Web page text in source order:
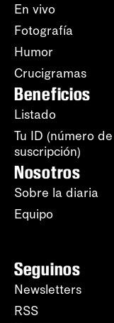
En vivo
Fotografía
Humor
Crucigramas
Beneficios
Listado
Tu ID (número de
suscripción)
Nosotros
Sobre la diaria
Equipo
Seguinos
Newsletters
RSS